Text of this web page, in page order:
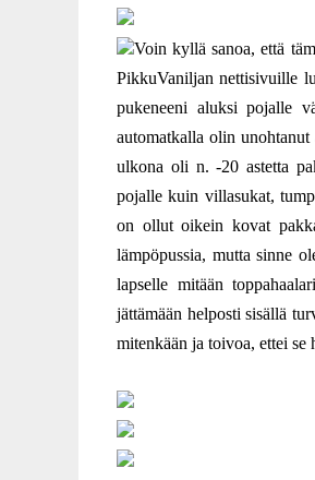
Voin kyllä sanoa, että
PikkuVaniljan nettisivuille
pukeneeni aluksi pojalle
automatkalla olin
ulkona oli n. -20 astetta
pojalle kuin villasukat,
on ollut oikein kovat
lämpöpussia, mutta sinne
lapselle mitään
jättämään helposti sisällä
mitenkään ja toivoa, ettei se